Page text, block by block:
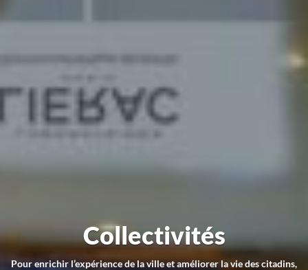
Collectivités
Pour enrichir l’expérience de la ville et améliorer la vie des citadins,